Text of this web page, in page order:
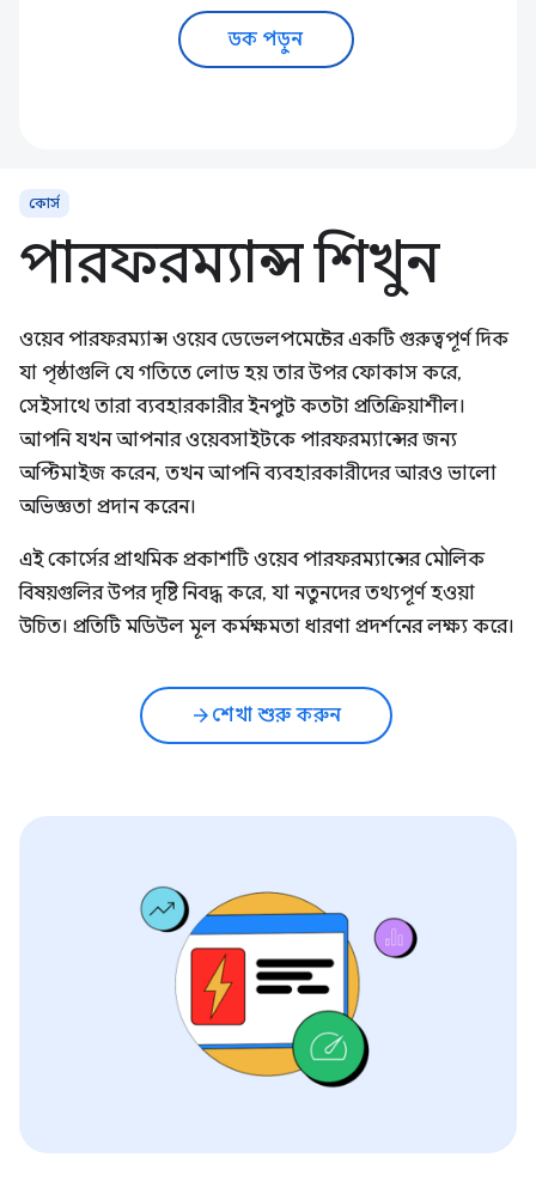
ডক পড়ুন
কোর্স
পারফরম্যান্স শিখুন
ওয়েব পারফরম্যান্স ওয়েব ডেভেলপমেন্টের একটি গুরুত্বপূর্ণ দিক
যা পৃষ্ঠাগুলি যে গতিতে লোড হয় তার উপর ফোকাস করে,
সেইসাথে তারা ব্যবহারকারীর ইনপুট কতটা প্রতিক্রিয়াশীল।
আপনি যখন আপনার ওয়েবসাইটকে পারফরম্যান্সের জন্য
অপ্টিমাইজ করেন, তখন আপনি ব্যবহারকারীদের আরও ভালো
অভিজ্ঞতা প্রদান করেন।
এই কোর্সের প্রাথমিক প্রকাশটি ওয়েব পারফরম্যান্সের মৌলিক
বিষয়গুলির উপর দৃষ্টি নিবদ্ধ করে, যা নতুনদের তথ্যপূর্ণ হওয়া
উচিত। প্রতিটি মডিউল মূল কর্মক্ষমতা ধারণা প্রদর্শনের লক্ষ্য করে।
arrow_forwardশেখা শুরু করুন